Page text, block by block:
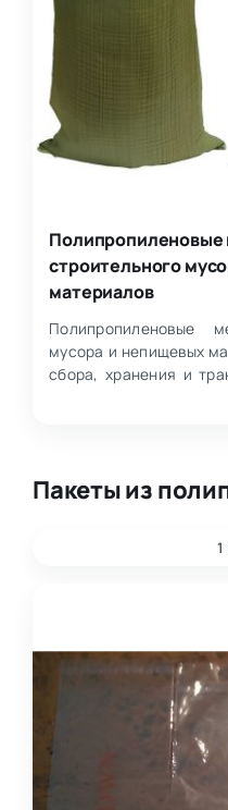
Полипропиленовые
строительного
материалов
Полипропиленовые
мусора и непищевых
сбора, хранения и
Пакеты из